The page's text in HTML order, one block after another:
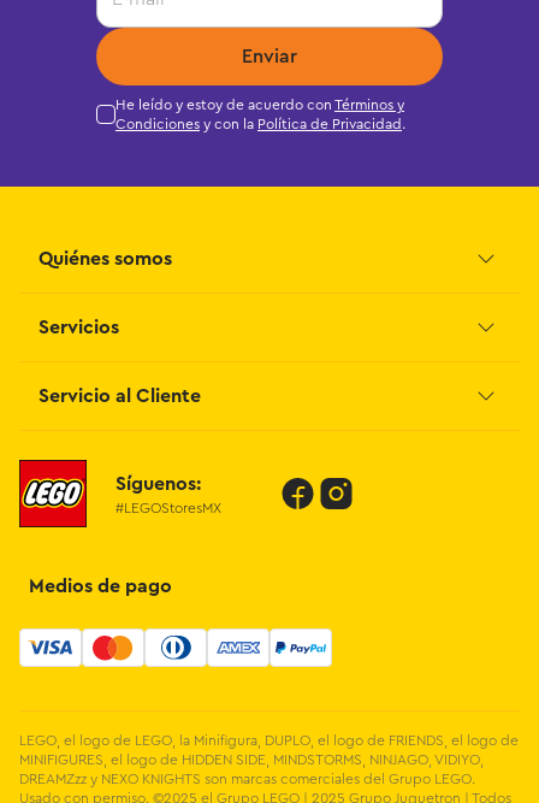
Enviar
He leído y estoy de acuerdo con Términos y
Condiciones y con la Política de Privacidad .
Quiénes somos
Grupo Juguetron
Blog
Servicios
Facturación
Servicio al Cliente
Preguntas Frecuentes
Métodos de Pago
Devoluciones de Compras en Línea
Síguenos:
#LEGOStoresMX
Medios de pago
LEGO, el logo de LEGO, la Minifigura, DUPLO, el logo de FRIENDS, el logo de
MINIFIGURES, el logo de HIDDEN SIDE, MINDSTORMS, NINJAGO, VIDIYO,
DREAMZzz y NEXO KNIGHTS son marcas comerciales del Grupo LEGO.
Usado con permiso. ©2025 el Grupo LEGO | 2025 Grupo Juguetron | Todos